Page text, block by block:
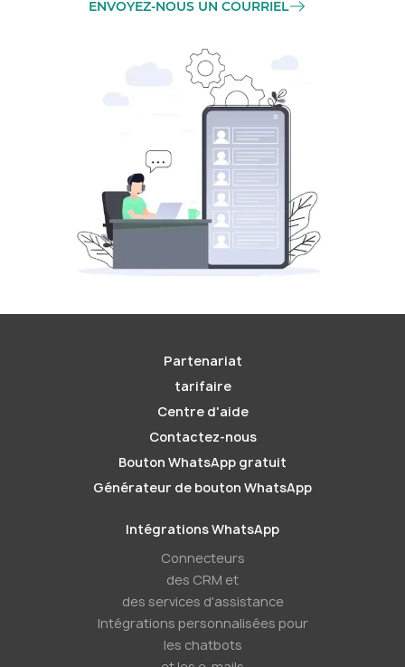
ENVOYEZ-NOUS UN COURRIEL
Partenariat
tarifaire
Centre d'aide
Contactez-nous
Bouton WhatsApp gratuit
Générateur de bouton WhatsApp
Intégrations WhatsApp
Connecteurs
des CRM et
des services d'assistance
Intégrations personnalisées pour
les chatbots